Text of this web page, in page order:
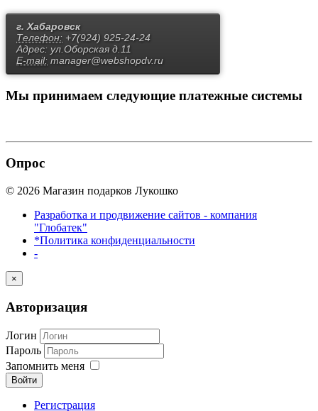
г. Хабаровск
Телефон: +7(924) 925-24-24
Адрес: ул.Оборская д.11
E-mail: manager@webshopdv.ru
Мы принимаем следующие платежные системы
Опрос
© 2026 Магазин подарков Лукошко
Разработка и продвижение сайтов - компания
"Глобатек"
*Политика конфиденциальности
-
×
Авторизация
Логин
Пароль
Запомнить меня
Войти
Регистрация